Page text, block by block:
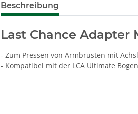
Beschreibung
Last Chance Adapter
- Zum Pressen von Armbrüsten mit
- Kompatibel mit der LCA Ultimate